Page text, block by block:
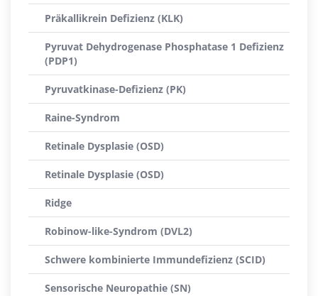
Präkallikrein Defizienz (KLK)
Pyruvat Dehydrogenase Phosphatase 1 Defizienz
(PDP1)
Pyruvatkinase-Defizienz (PK)
Raine-Syndrom
Retinale Dysplasie (OSD)
Retinale Dysplasie (OSD)
Ridge
Robinow-like-Syndrom (DVL2)
Schwere kombinierte Immundefizienz (SCID)
Sensorische Neuropathie (SN)